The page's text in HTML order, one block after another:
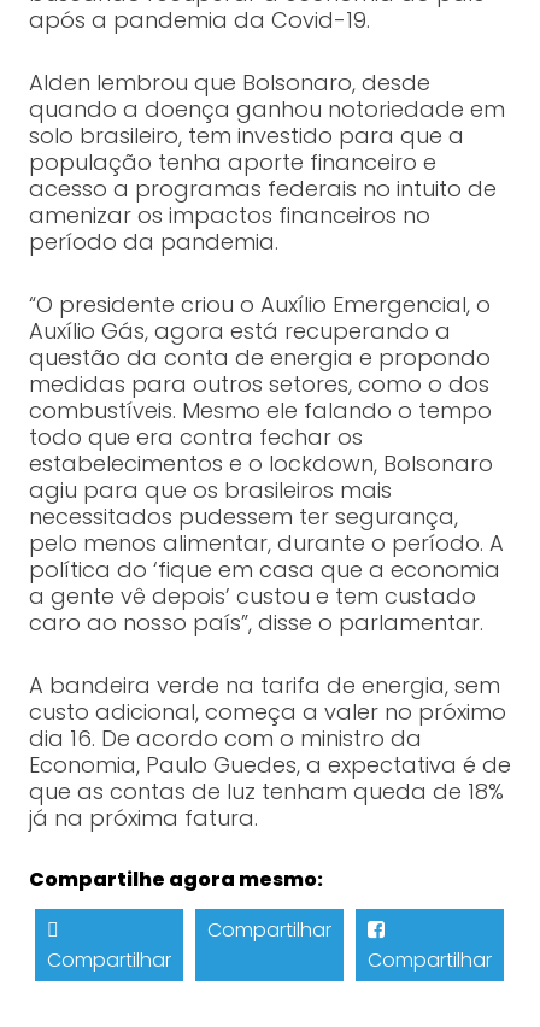
após a pandemia da Covid-19.
Alden lembrou que Bolsonaro, desde
quando a doença ganhou notoriedade em
solo brasileiro, tem investido para que a
população tenha aporte financeiro e
acesso a programas federais no intuito de
amenizar os impactos financeiros no
período da pandemia.
“O presidente criou o Auxílio Emergencial, o
Auxílio Gás, agora está recuperando a
questão da conta de energia e propondo
medidas para outros setores, como o dos
combustíveis. Mesmo ele falando o tempo
todo que era contra fechar os
estabelecimentos e o lockdown, Bolsonaro
agiu para que os brasileiros mais
necessitados pudessem ter segurança,
pelo menos alimentar, durante o período. A
política do ‘fique em casa que a economia
a gente vê depois’ custou e tem custado
caro ao nosso país”, disse o parlamentar.
A bandeira verde na tarifa de energia, sem
custo adicional, começa a valer no próximo
dia 16. De acordo com o ministro da
Economia, Paulo Guedes, a expectativa é de
que as contas de luz tenham queda de 18%
já na próxima fatura.
Compartilhe agora mesmo:
Compartilhar
Compartilhar
Compartilhar